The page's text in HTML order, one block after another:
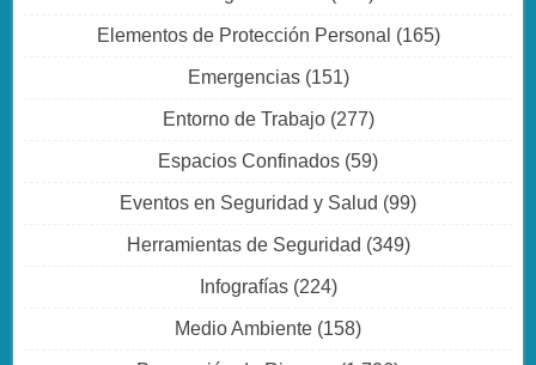
Elementos de Protección Personal (165)
Emergencias(151)
Entorno de Trabajo(277)
Espacios Confinados (59)
Eventos en Seguridad y Salud (99)
Herramientas de Seguridad (349)
Infografías(224)
Medio Ambiente (158)